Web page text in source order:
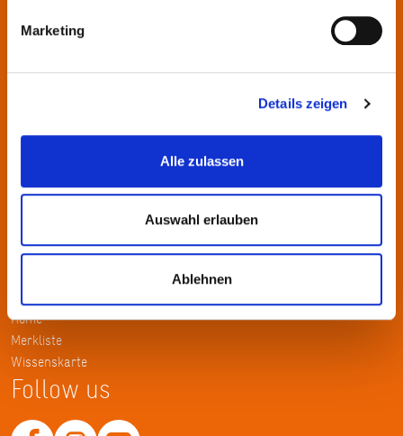
Marketing
Details zeigen
Alle zulassen
Auswahl erlauben
Ablehnen
Mitgliedern präsentiert sie Projekte und setzt Impulse zu
wechselnden Themen.
Tel.: +49 69 2577-1700
Home
Merkliste
Wissenskarte
Follow us